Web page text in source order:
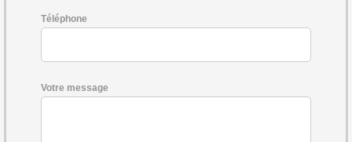
Téléphone
Votre message